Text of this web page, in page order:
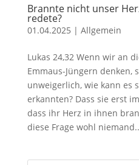
Brannte nicht unser
redete?
01.04.2025 | Allgemein
Lukas 24,32 Wenn wir an
Emmaus-Jüngern denken,
unweigerlich, wie kann es
erkannten? Dass sie erst
dass ihr Herz in ihnen
diese Frage wohl